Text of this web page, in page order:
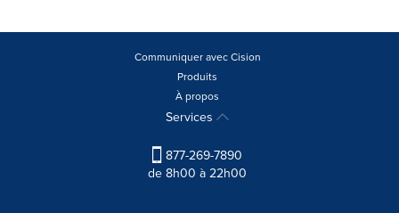
Communiquer avec Cision
Produits
À propos
Services
877-269-7890
de 8h00 à 22h00